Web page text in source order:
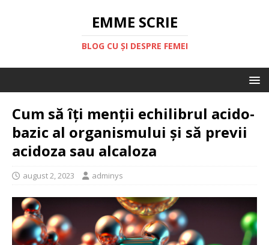
EMME SCRIE
BLOG CU ȘI DESPRE FEMEI
Cum să îți menții echilibrul acido-
bazic al organismului și să previi
acidoza sau alcaloza
august 2, 2023 adminys